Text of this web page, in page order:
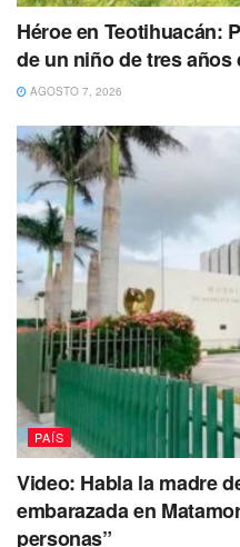
Héroe en Teotihuacán:
de un niño de tres
AGOSTO 7, 2026
PAÍS
Video: Habla la madre
embarazada en
personas”